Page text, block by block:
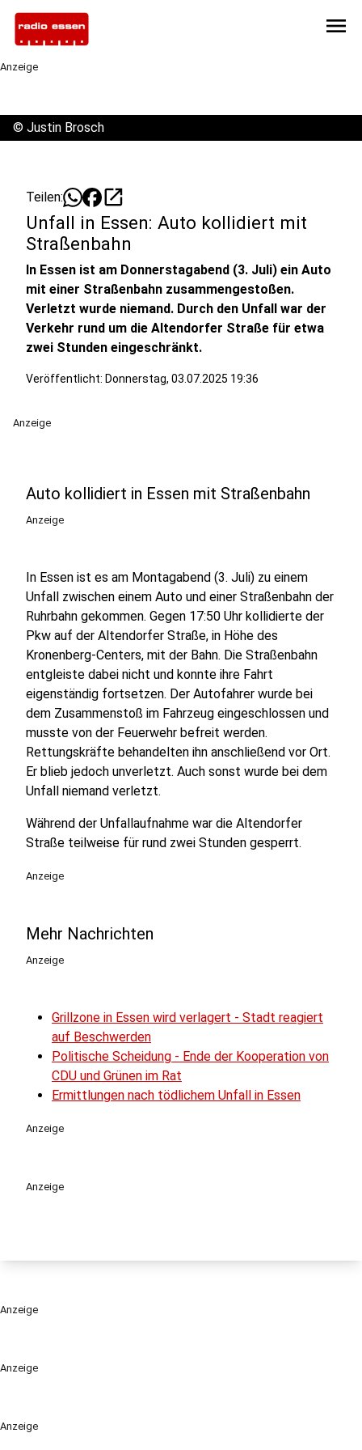
menu
Anzeige
Anzeige
Anzeige
© Justin Brosch
Teilen: open_in_new
Unfall in Essen: Auto kollidiert mit
Straßenbahn
In Essen ist am Donnerstagabend (3. Juli) ein Auto
mit einer Straßenbahn zusammengestoßen.
Verletzt wurde niemand. Durch den Unfall war der
Verkehr rund um die Altendorfer Straße für etwa
zwei Stunden eingeschränkt.
Veröffentlicht: Donnerstag, 03.07.2025 19:36
Anzeige
Auto kollidiert in Essen mit Straßenbahn
Anzeige
In Essen ist es am Montagabend (3. Juli) zu einem
Unfall zwischen einem Auto und einer Straßenbahn der
Ruhrbahn gekommen. Gegen 17:50 Uhr kollidierte der
Pkw auf der Altendorfer Straße, in Höhe des
Kronenberg-Centers, mit der Bahn. Die Straßenbahn
entgleiste dabei nicht und konnte ihre Fahrt
eigenständig fortsetzen. Der Autofahrer wurde bei
dem Zusammenstoß im Fahrzeug eingeschlossen und
musste von der Feuerwehr befreit werden.
Rettungskräfte behandelten ihn anschließend vor Ort.
Er blieb jedoch unverletzt. Auch sonst wurde bei dem
Unfall niemand verletzt.
Während der Unfallaufnahme war die Altendorfer
Straße teilweise für rund zwei Stunden gesperrt.
Anzeige
Mehr Nachrichten
Anzeige
Grillzone in Essen wird verlagert - Stadt reagiert
auf Beschwerden
Politische Scheidung - Ende der Kooperation von
CDU und Grünen im Rat
Ermittlungen nach tödlichem Unfall in Essen
Anzeige
Anzeige
Anzeige